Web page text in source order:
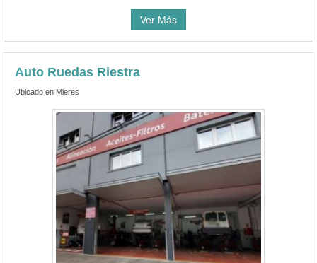
Ver Más
Auto Ruedas Riestra
Ubicado en Mieres